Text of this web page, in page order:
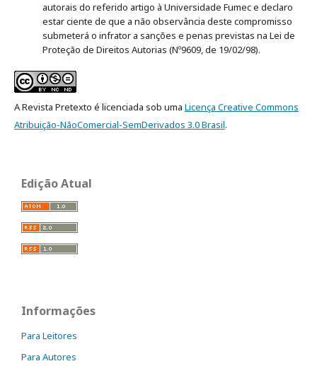
autorais do referido artigo à Universidade Fumec e declaro
estar ciente de que a não observância deste compromisso
submeterá o infrator a sanções e penas previstas na Lei de
Proteção de Direitos Autorias (Nº9609, de 19/02/98).
A Revista Pretexto é licenciada sob uma Licença Creative Commons
Atribuição-NãoComercial-SemDerivados 3.0 Brasil.
Edição Atual
Informações
Para Leitores
Para Autores